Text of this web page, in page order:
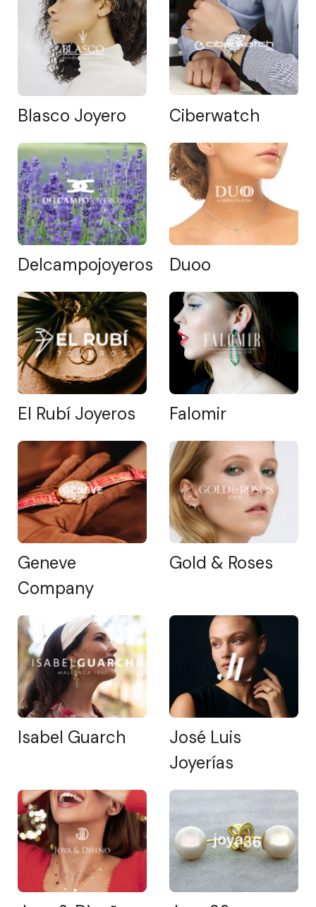
Blasco Joyero Ciberwatch
Delcampojoyeros Duoo
El Rubí Joyeros Falomir
Geneve
Company
Gold & Roses
Isabel Guarch
José Luis
Joyerías